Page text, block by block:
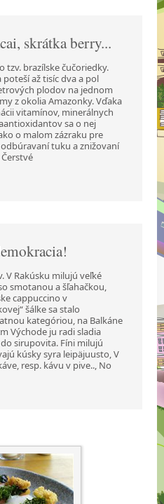
skrátka berry...
tzv. brazílske čučoriedky.
poteší až tisíc dva a pol
plodov na jednom
z okolia Amazonky. Vďaka
vitamínov, minerálnych
sa o nej
o malom zázraku pre
tuku a znižovaní
V Rakúsku milujú veľké
smotanou a šľahačkou,
cappuccino v
šálke sa stalo
kategóriou, na Balkáne
Východe ju radi sladia
sirupovita. Fíni milujú
kúsky syra leipäjuusto, V
resp. kávu v pive.., No